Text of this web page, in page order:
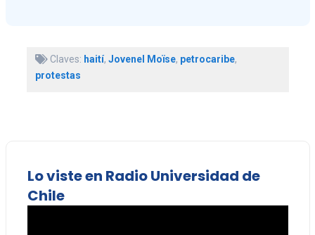
Claves: haití, Jovenel Moïse, petrocaribe,
protestas
Lo viste en Radio Universidad de
Chile